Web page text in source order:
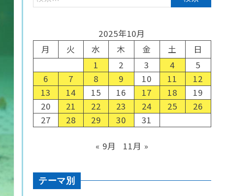
2025年10月
月
火 水 木 金 土
日
1
2 3 4
5
6
7 8 9 10 11
12
13
14 15 16 17 18
19
20
21 22 23 24 25
26
27
28 29 30 31
« 9月 11月 »
テーマ別